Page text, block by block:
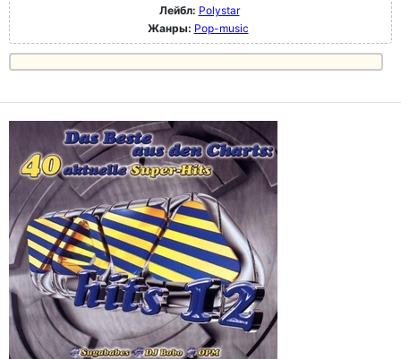
Лейбл: Polystar
Жанры: Pop-music